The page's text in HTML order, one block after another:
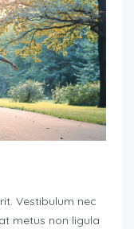
Vestibulum nec
metus non ligula